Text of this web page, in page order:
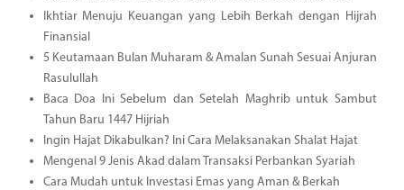
Ikhtiar Menuju Keuangan yang Lebih Berkah dengan Hijrah
Finansial
5 Keutamaan Bulan Muharam & Amalan Sunah Sesuai Anjuran
Rasulullah
Baca Doa Ini Sebelum dan Setelah Maghrib untuk Sambut
Tahun Baru 1447 Hijriah
Ingin Hajat Dikabulkan? Ini Cara Melaksanakan Shalat Hajat
Mengenal 9 Jenis Akad dalam Transaksi Perbankan Syariah
Cara Mudah untuk Investasi Emas yang Aman & Berkah